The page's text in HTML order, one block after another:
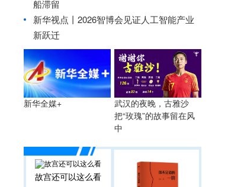
船滞留
新华视点丨 2026智博会见证人工智能产业
新跃迁
新华全媒+
武汉的夜晚，古雅沙
把“玫瑰”的故事留在风
中
故宫还可以这么看